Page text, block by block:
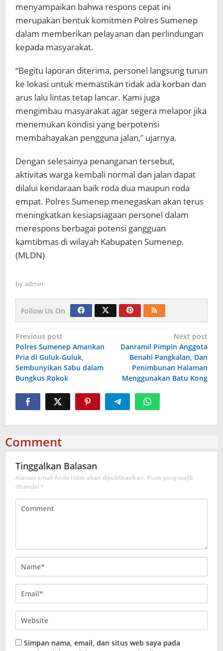
menyampaikan bahwa respons cepat ini
merupakan bentuk komitmen Polres Sumenep
dalam memberikan pelayanan dan perlindungan
kepada masyarakat.
“Begitu laporan diterima, personel langsung turun
ke lokasi untuk memastikan tidak ada korban dan
arus lalu lintas tetap lancar. Kami juga
mengimbau masyarakat agar segera melapor jika
menemukan kondisi yang berpotensi
membahayakan pengguna jalan,” ujarnya.
Dengan selesainya penanganan tersebut,
aktivitas warga kembali normal dan jalan dapat
dilalui kendaraan baik roda dua maupun roda
empat. Polres Sumenep menegaskan akan terus
meningkatkan kesiapsiagaan personel dalam
merespons berbagai potensi gangguan
kamtibmas di wilayah Kabupaten Sumenep.
(MLDN)
byadmin
Follow Us On
Navigasi
pos
Previous post
Polres Sumenep Amankan
Pria di Guluk-Guluk,
Sembunyikan Sabu dalam
Bungkus Rokok
Next post
Danramil Pimpin Anggota
Benahi Pangkalan, Dan
Penimbunan Halaman
Menggunakan Batu Kong
Comment
Tinggalkan Balasan
Alamat email Anda tidak akan dipublikasikan. Ruas yang wajib
ditandai *
Simpan nama, email, dan situs web saya pada